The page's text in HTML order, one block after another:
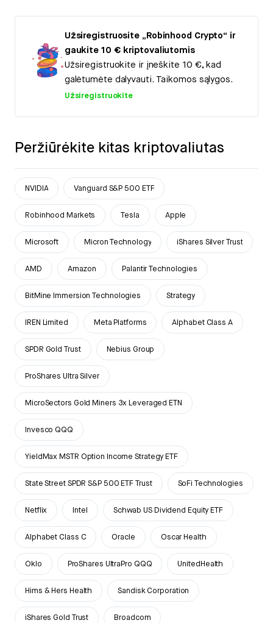
Užsiregistruosite „Robinhood Crypto“ ir
gaukite 10 € kriptovaliutomis
Užsiregistruokite ir įneškite 10 €, kad
galėtumėte dalyvauti. Taikomos sąlygos.
Užsiregistruokite
Peržiūrėkite kitas kriptovaliutas
NVIDIA Vanguard S&P 500 ETF
Robinhood Markets Tesla Apple
Microsoft Micron Technology iShares Silver Trust
AMD Amazon Palantir Technologies
BitMine Immersion Technologies Strategy
IREN Limited Meta Platforms Alphabet Class A
SPDR Gold Trust Nebius Group
ProShares Ultra Silver
MicroSectors Gold Miners 3x Leveraged ETN
Invesco QQQ
YieldMax MSTR Option Income Strategy ETF
State Street SPDR S&P 500 ETF Trust SoFi Technologies
Netflix Intel Schwab US Dividend Equity ETF
Alphabet Class C Oracle Oscar Health
Oklo ProShares UltraPro QQQ UnitedHealth
Hims & Hers Health Sandisk Corporation
iShares Gold Trust Broadcom